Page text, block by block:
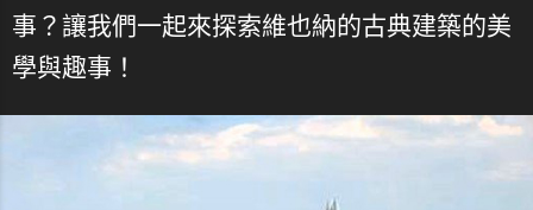
事？讓我們一起來探索維也納的古典建築的美
學與趣事！